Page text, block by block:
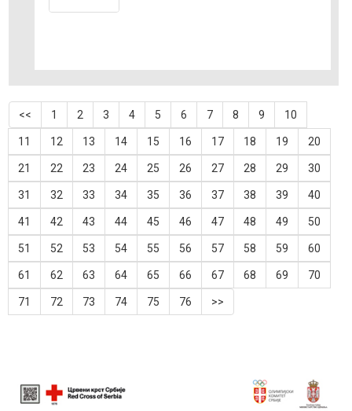
<< 1 2 3 4 5 6 7 8 9 10
11 12 13 14 15 16 17 18 19 20
21 22 23 24 25 26 27 28 29 30
31 32 33 34 35 36 37 38 39 40
41 42 43 44 45 46 47 48 49 50
51 52 53 54 55 56 57 58 59 60
61 62 63 64 65 66 67 68 69 70
71 72 73 74 75 76 >>